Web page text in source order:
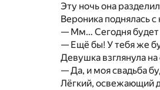
Эту ночь она
Вероника поднялась
— Мм… Сегодня будет
— Ещё бы! У тебя же
Девушка взглянула
— Да, и моя свадьба
Лёгкий, освежающий